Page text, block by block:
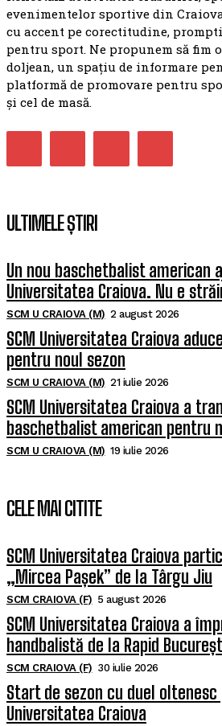
evenimentelor sportive din
cu accent pe corectitudine,
pentru sport. Ne propunem să fim
doljean, un spațiu de informare
platformă de promovare pentru
și cel de masă.
ULTIMELE ȘTIRI
Un nou baschetbalist american
Universitatea Craiova. Nu e
SCM U CRAIOVA (M) 2 august 2026
SCM Universitatea Craiova
pentru noul sezon
SCM U CRAIOVA (M) 21 iulie 2026
SCM Universitatea Craiova a
baschetbalist american pentru
SCM U CRAIOVA (M) 19 iulie 2026
CELE MAI CITITE
SCM Universitatea Craiova
„Mircea Pașek” de la Târgu Jiu
SCM CRAIOVA (F) 5 august 2026
SCM Universitatea Craiova a
handbalistă de la Rapid
SCM CRAIOVA (F) 30 iulie 2026
Start de sezon cu duel oltenesc
Universitatea Craiova